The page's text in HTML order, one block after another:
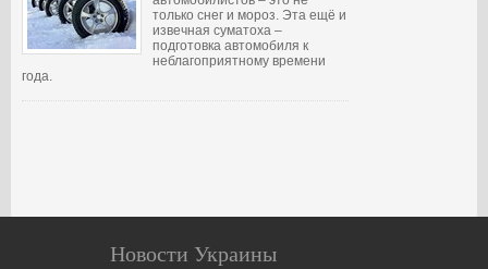
только снег и мороз. Эта ещё и
извечная суматоха –
подготовка автомобиля к
неблагоприятному времени
года.
Новости Украины